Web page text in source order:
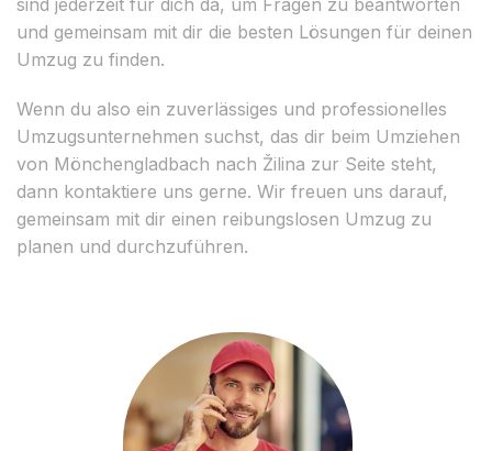
und gemeinsam mit dir die besten Lösungen für deinen
Umzug zu finden.
Wenn du also ein zuverlässiges und professionelles
Umzugsunternehmen suchst, das dir beim Umziehen
von Mönchengladbach nach Žilina zur Seite steht,
dann kontaktiere uns gerne. Wir freuen uns darauf,
gemeinsam mit dir einen reibungslosen Umzug zu
planen und durchzuführen.